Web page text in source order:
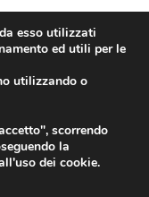
esso utilizzati
ed utili per le
utilizzando o
scorrendo
la
dei cookie.